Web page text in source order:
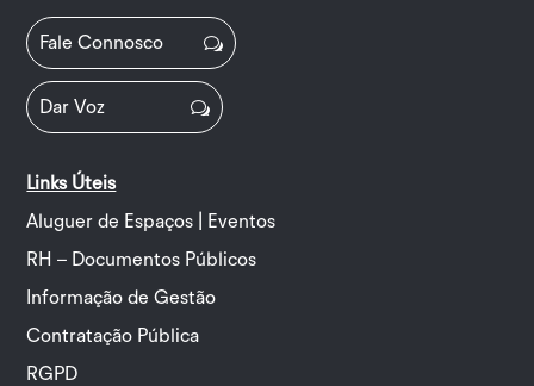
Fale Connosco
Dar Voz
Links Úteis
Aluguer de Espaços | Eventos
RH – Documentos Públicos
Informação de Gestão
Contratação Pública
RGPD